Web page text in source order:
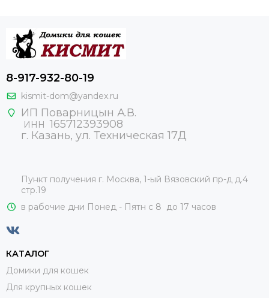
8-917-932-80-19
kismit-dom@yandex.ru
ИП Поварницын А.В.
ИНН 165712393908
г. Казань, ул. Техническая 17Д
Пункт получения г. Москва, 1-ый Вязовский пр-д д.4
стр.19
в рабочие дни Понед - Пятн с 8 до 17 часов
КАТАЛОГ
Домики для кошек
Для крупных кошек